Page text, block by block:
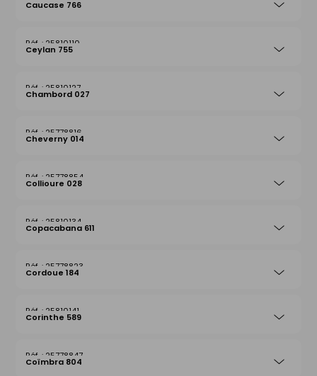
Caucase 766
25810110
Ceylan 755
25810127
Chambord 027
25778816
Cheverny 014
25778854
Collioure 028
25810134
Copacabana 611
25778823
Cordoue 184
25810141
Corinthe 589
25778847
Coïmbra 804